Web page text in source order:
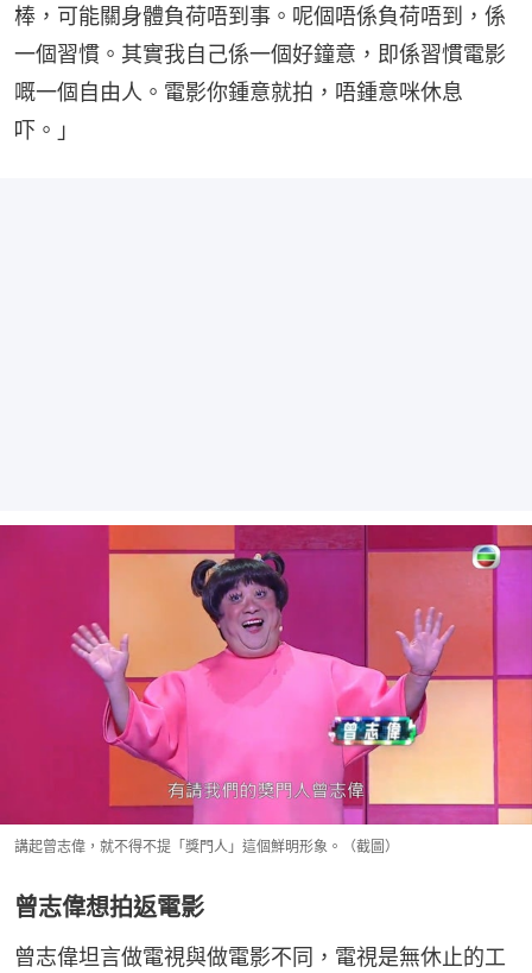
棒，可能關身體負荷唔到事。呢個唔係負荷唔到，係
一個習慣。其實我自己係一個好鐘意，即係習慣電影
嘅一個自由人。電影你鍾意就拍，唔鍾意咪休息
吓。」
講起曾志偉，就不得不提「獎門人」這個鮮明形象。（截圖）
曾志偉想拍返電影
曾志偉坦言做電視與做電影不同，電視是無休止的工